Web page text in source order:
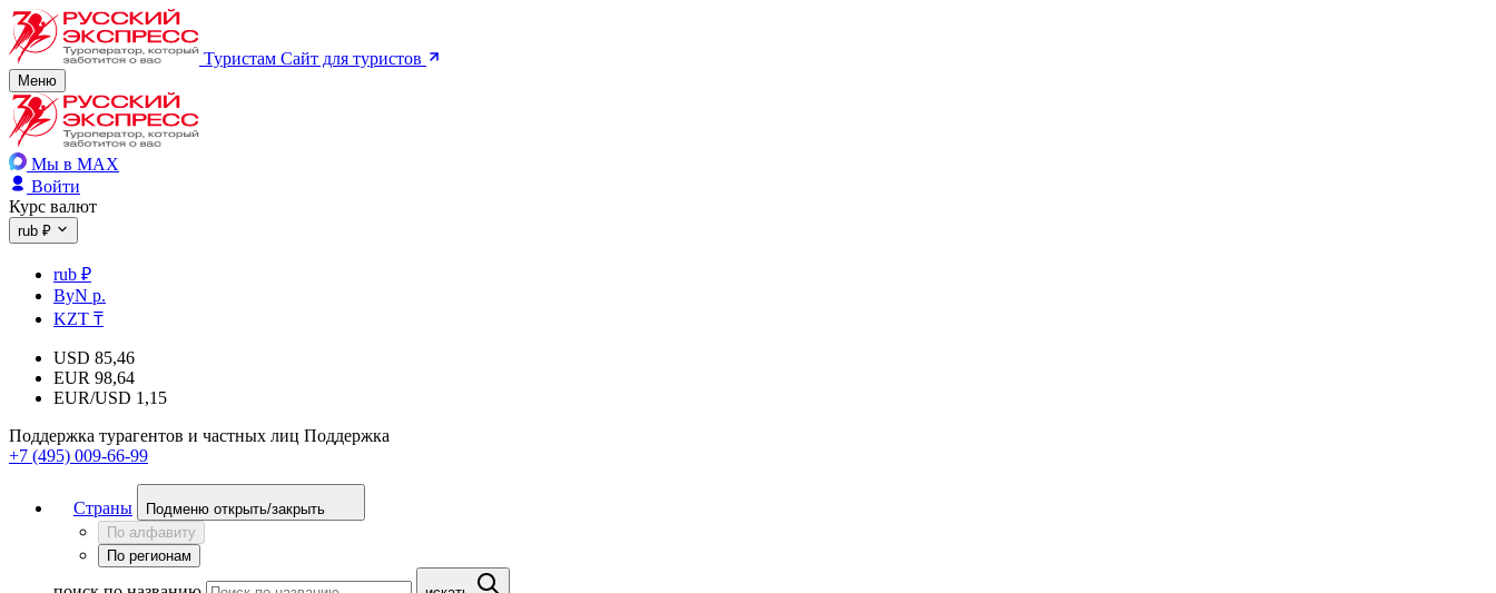
Туристам Сайт для туристов
Меню
Мы в MAX
Войти
Курс валют
rub ₽
rub ₽
ByN р.
KZT ₸
USD 85,46
EUR 98,64
EUR/USD 1,15
Поддержка турагентов и частных лиц Поддержка
+7 (495) 009-66-99
Страны
Подменю открыть/закрыть
По алфавиту
По регионам